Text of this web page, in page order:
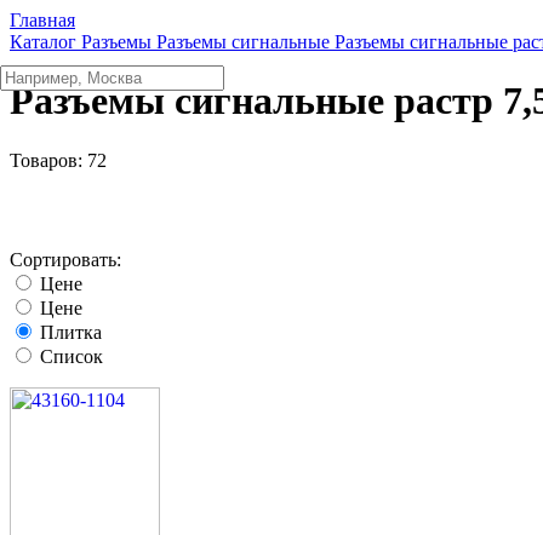
Главная
Каталог Разъeмы Разъeмы сигнальные Разъeмы сигнальные
Разъeмы сигнальные растр
Товаров: 72
Сортировать:
Цене
Цене
Плитка
Список